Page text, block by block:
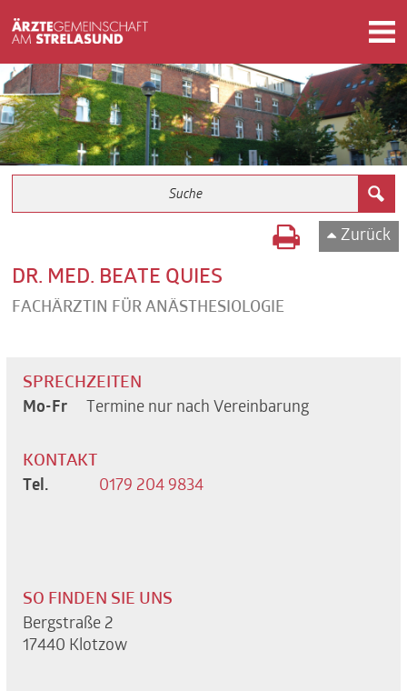
Zurück
DR. MED. BEATE QUIES
FACHÄRZTIN FÜR ANÄSTHESIOLOGIE
SPRECHZEITEN
Mo-Fr Termine nur nach Vereinbarung
KONTAKT
Tel. 0179 204 9834
SO FINDEN SIE UNS
Bergstraße 2
17440 Klotzow